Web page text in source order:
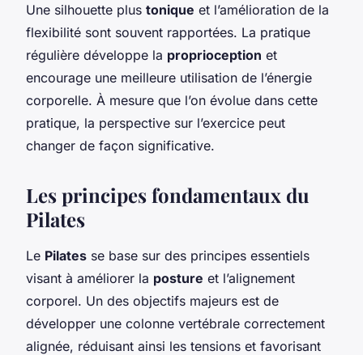
Une silhouette plus tonique et l’amélioration de la
flexibilité sont souvent rapportées. La pratique
régulière développe la proprioception et
encourage une meilleure utilisation de l’énergie
corporelle. À mesure que l’on évolue dans cette
pratique, la perspective sur l’exercice peut
changer de façon significative.
Les principes fondamentaux du
Pilates
Le Pilates se base sur des principes essentiels
visant à améliorer la posture et l’alignement
corporel. Un des objectifs majeurs est de
développer une colonne vertébrale correctement
alignée, réduisant ainsi les tensions et favorisant